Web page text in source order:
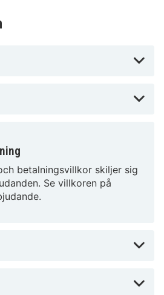
betalningsvillkor skiljer sig
Se villkoren på